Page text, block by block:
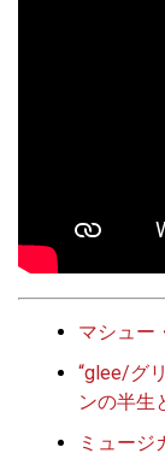
マシュー
“glee/グ
ンの半生
ミュージ